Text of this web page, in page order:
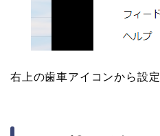
右上の歯車アイコンから設定